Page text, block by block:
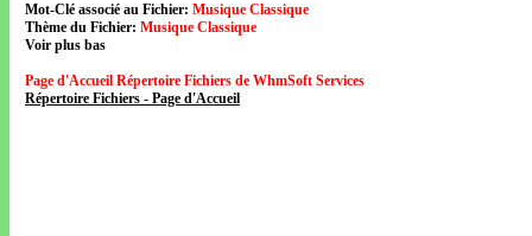
Mot-Clé associé au Fichier: Musique Classique
Thème du Fichier: Musique Classique
Voir plus bas
Page d'Accueil Répertoire Fichiers de WhmSoft Services
Répertoire Fichiers - Page d'Accueil